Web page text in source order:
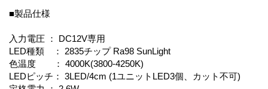
■製品仕様
入力電圧 ： DC12V専用
LED種類 ： 2835チップ Ra98 SunLight
色温度 ： 4000K(3800-4250K)
LEDピッチ： 3LED/4cm (1ユニットLED3個、カット不可)